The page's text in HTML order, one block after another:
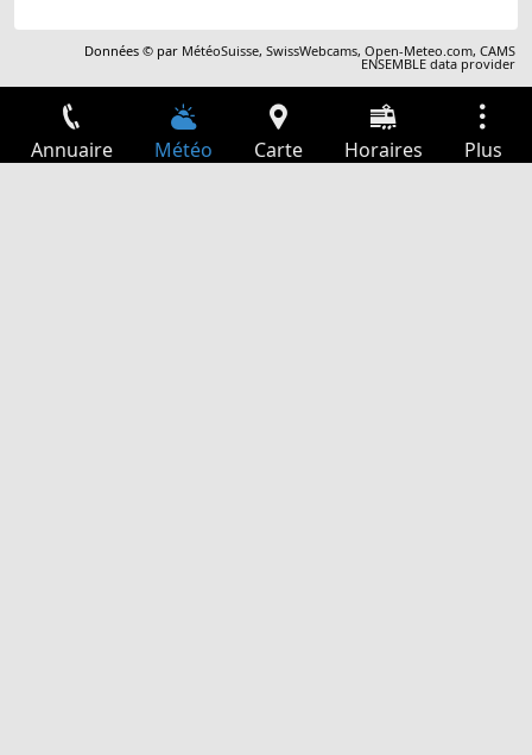
Données © par MétéoSuisse,SwissWebcams,Open-Meteo.com,CAMS
ENSEMBLE data provider
Annuaire Météo Carte Horaires Plus